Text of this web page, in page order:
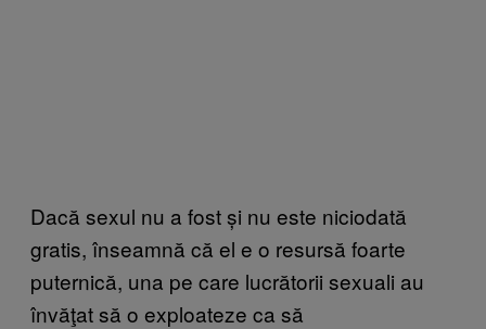
Dacă sexul nu a fost și nu este niciodată
gratis, înseamnă că el e o resursă foarte
puternică, una pe care lucrătorii sexuali au
învăţat să o exploateze ca să